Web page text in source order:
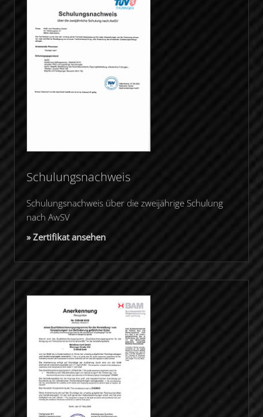
Schulungsnachweis
Schulungsnachweis über die zweijährige Schulung
nach AwSV
» Zertifikat ansehen